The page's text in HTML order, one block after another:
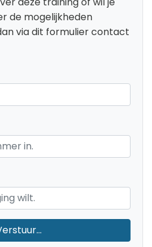
de mogelijkheden
via dit formulier contact